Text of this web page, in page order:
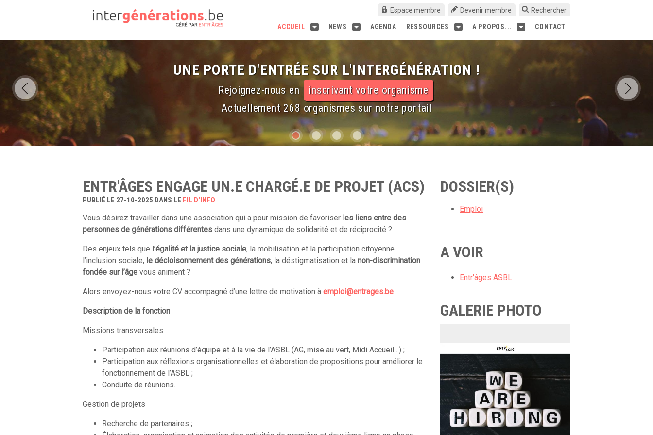
Espace membre Devenir membre Rechercher
CONTACT
A PROPOS...
RESSOURCES
AGENDA
NEWS
ACCUEIL
UNE PORTE D'ENTRÉE SUR L'INTERGÉNÉRATION !
Rejoignez-nous en inscrivant votre organisme
Actuellement 268 organismes sur notre portail
ENTR'ÂGES ENGAGE UN.E CHARGÉ.E DE PROJET (ACS)
PUBLIÉ LE 27-10-2025 DANS LE FIL D'INFO
Vous désirez travailler dans une association qui a pour mission de favoriser les liens entre des
personnes de générations différentes dans une dynamique de solidarité et de réciprocité ?
Des enjeux tels que l’égalité et la justice sociale, la mobilisation et la participation citoyenne,
l’inclusion sociale, le décloisonnement des générations, la déstigmatisation et la non-discrimination
fondée sur l’âge vous animent ?
Alors envoyez-nous votre CV accompagné d’une lettre de motivation à emploi@entrages.be
Description de la fonction
Missions transversales
Participation aux réunions d’équipe et à la vie de l’ASBL (AG, mise au vert, Midi Accueil…) ;
Participation aux réflexions organisationnelles et élaboration de propositions pour améliorer le
fonctionnement de l’ASBL ;
Conduite de réunions.
Gestion de projets
Recherche de partenaires ;
DOSSIER(S)
Emploi
A VOIR
Entr'âges ASBL
GALERIE PHOTO